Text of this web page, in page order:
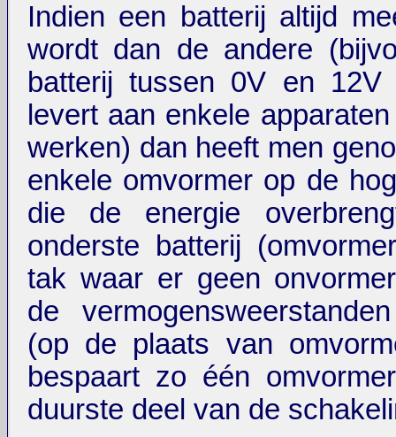
Indien een batterij altijd
wordt dan de andere
batterij tussen 0V en 12V
levert aan enkele
werken) dan heeft men
enkele omvormer op de
die de energie
onderste batterij
tak waar er geen
de
(op de plaats van
bespaart zo één
duurste deel van de